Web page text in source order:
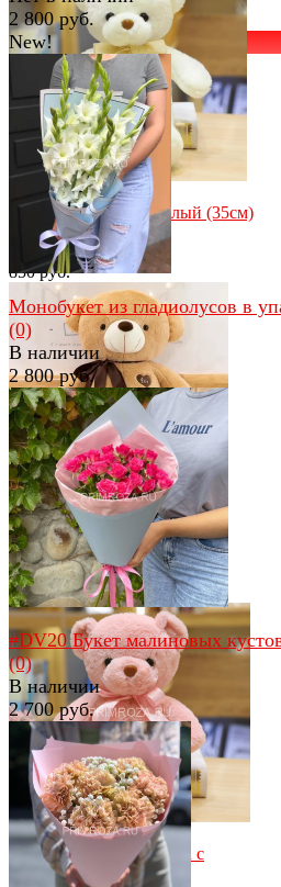
избранное сравнить
избранное сравнить
Мишутка с бантом белый (35см)
В наличии
850 руб.
избранное сравнить
Большой мишка 80см
(0)
В наличии
2 450 руб.
Мягкая игрушка Мишка с
бантиком
избранное сравнить
2 800 руб.
New!
избранное сравнить
Монобукет из гладиолусов в
(0)
В наличии
2 800 руб.
избранное сравнить
#DV20 Букет малиновых
(0)
В наличии
2 700 руб.